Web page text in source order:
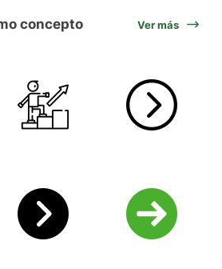
concepto Ver más